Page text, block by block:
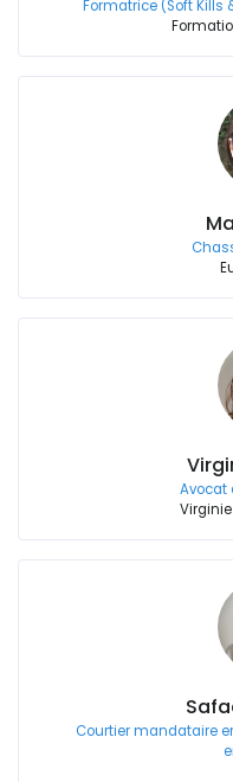
Formatrice (Soft Kills
Avocat
Virginie
Courtier mandataire